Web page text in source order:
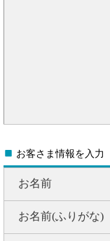
Ö お客さま情報を入力
お名前
お名前(ふりがな)